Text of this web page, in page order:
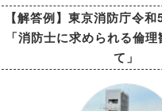
【解答例】東京消防庁令
「消防士に求められる倫
て」